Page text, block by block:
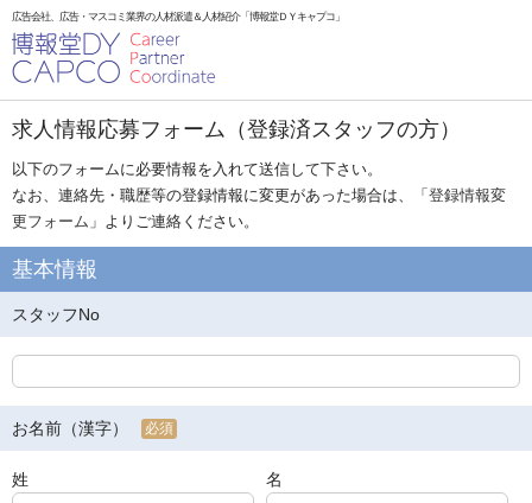
広告会社、広告・マスコミ業界の人材派遣＆人材紹介「博報堂ＤＹキャプコ」
求人情報応募フォーム（登録済スタッフの方）
以下のフォームに必要情報を入れて送信して下さい。
なお、連絡先・職歴等の登録情報に変更があった場合は、「登録情報変
更フォーム 」よりご連絡ください。
基本情報
スタッフNo
お名前（漢字） 必須
姓 名